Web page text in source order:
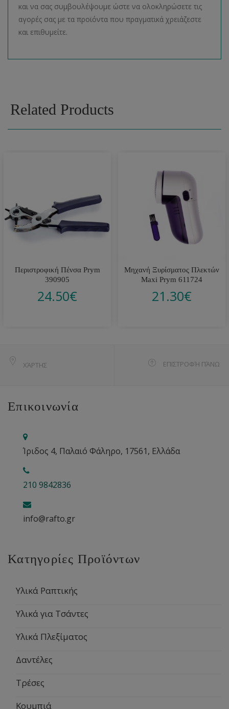
και να σας συμβουλέψουμε ώστε να ολοκληρώσετε τις
αγορές σας με τα προϊόντα που πραγματικά χρειάζεστε
και επιθυμείτε.
Related Products
Περιστροφική Πένσα Prym
390905
24.50€
Μηχανή Ξυρίσματος Πλεκτών
Maxi Prym 611724
21.30€
ΧΆΡΤΗΣ ΕΠΙΣΤΡΟΦΉ ΠΆΝΩ
Επικοινωνία
Ίριδος 4, Παλαιό Φάληρο, 17561, Ελλάδα
210 9842836
info@rafto.gr
Κατηγορίες Προϊόντων
Υλικά Ραπτικής
Υλικά για Τσάντες
Υλικά Πλεξίματος
Δαντέλες
Τρέσες
Κουμπιά